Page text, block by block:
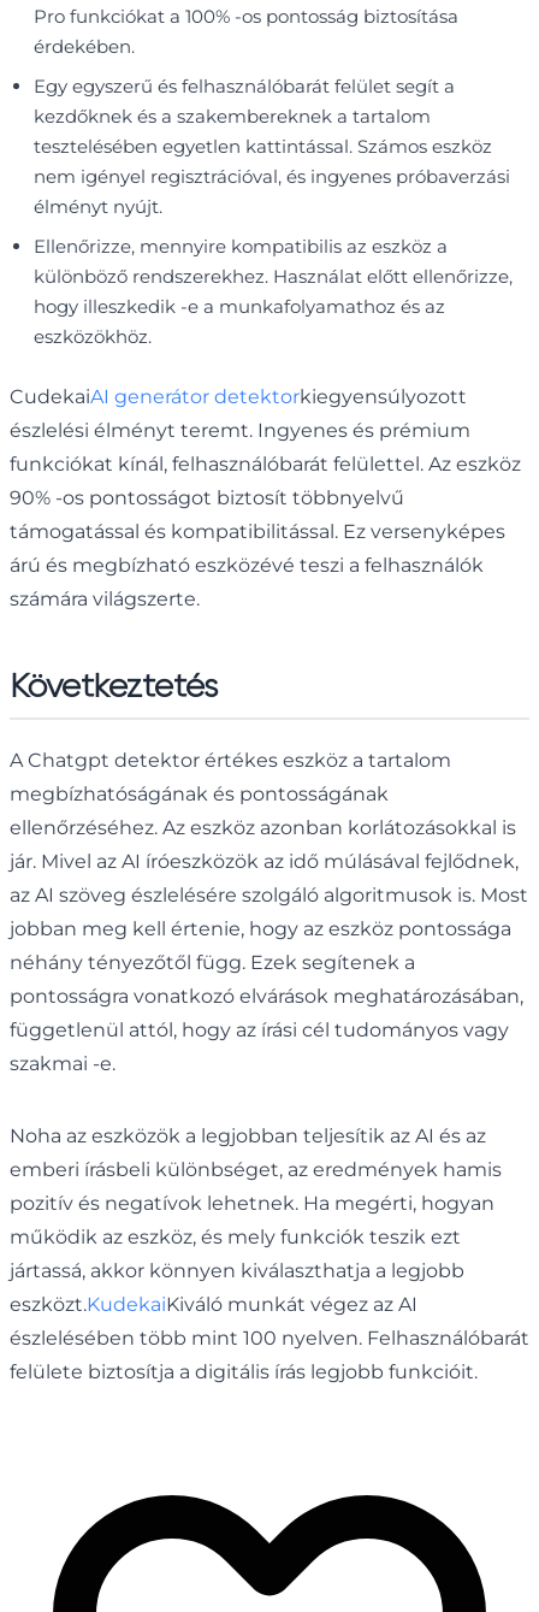
Pro funkciókat a 100% -os pontosság biztosítása
érdekében.
Egy egyszerű és felhasználóbarát felület segít a
kezdőknek és a szakembereknek a tartalom
tesztelésében egyetlen kattintással. Számos eszköz
nem igényel regisztrációval, és ingyenes próbaverzási
élményt nyújt.
Ellenőrizze, mennyire kompatibilis az eszköz a
különböző rendszerekhez. Használat előtt ellenőrizze,
hogy illeszkedik -e a munkafolyamathoz és az
eszközökhöz.
CudekaiAI generátor detektorkiegyensúlyozott
észlelési élményt teremt. Ingyenes és prémium
funkciókat kínál, felhasználóbarát felülettel. Az eszköz
90% -os pontosságot biztosít többnyelvű
támogatással és kompatibilitással. Ez versenyképes
árú és megbízható eszközévé teszi a felhasználók
számára világszerte.
Következtetés
A Chatgpt detektor értékes eszköz a tartalom
megbízhatóságának és pontosságának
ellenőrzéséhez. Az eszköz azonban korlátozásokkal is
jár. Mivel az AI íróeszközök az idő múlásával fejlődnek,
az AI szöveg észlelésére szolgáló algoritmusok is. Most
jobban meg kell értenie, hogy az eszköz pontossága
néhány tényezőtől függ. Ezek segítenek a
pontosságra vonatkozó elvárások meghatározásában,
függetlenül attól, hogy az írási cél tudományos vagy
szakmai -e.
Noha az eszközök a legjobban teljesítik az AI és az
emberi írásbeli különbséget, az eredmények hamis
pozitív és negatívok lehetnek. Ha megérti, hogyan
működik az eszköz, és mely funkciók teszik ezt
jártassá, akkor könnyen kiválaszthatja a legjobb
eszközt.KudekaiKiváló munkát végez az AI
észlelésében több mint 100 nyelven. Felhasználóbarát
felülete biztosítja a digitális írás legjobb funkcióit.